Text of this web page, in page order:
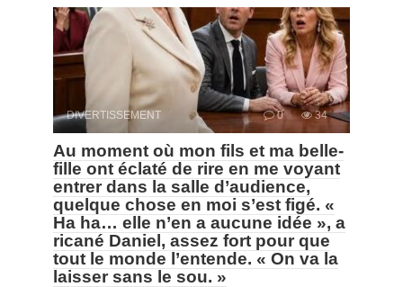
DIVERTISSEMENT 0 34
Au moment où mon fils et ma belle-
fille ont éclaté de rire en me voyant
entrer dans la salle d’audience,
quelque chose en moi s’est figé. «
Ha ha… elle n’en a aucune idée », a
ricané Daniel, assez fort pour que
tout le monde l’entende. « On va la
laisser sans le sou. »